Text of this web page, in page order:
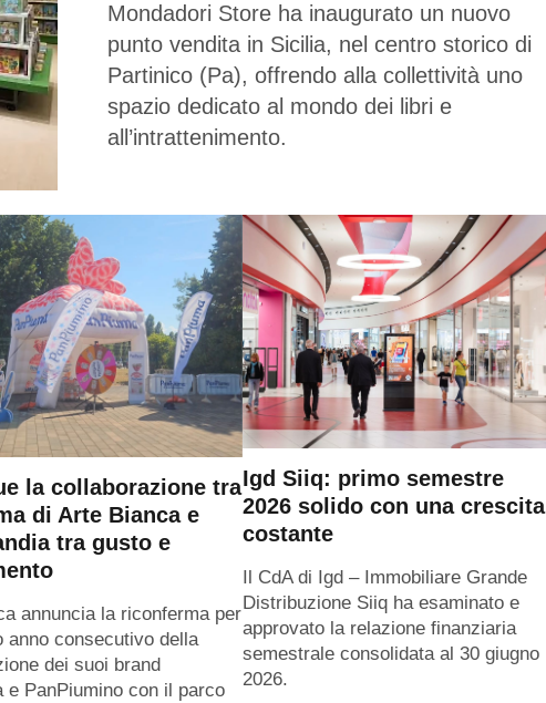
Mondadori Store ha inaugurato un nuovo
punto vendita in Sicilia, nel centro storico di
Partinico (Pa), offrendo alla collettività uno
spazio dedicato al mondo dei libri e
all’intrattenimento.
la collaborazione tra
di Arte Bianca e
tra gusto e
annuncia la riconferma per
anno consecutivo della
dei suoi brand
e PanPiumino con il parco
Igd Siiq: primo semestre
2026 solido con una crescita
costante
Il CdA di Igd – Immobiliare Grande
Distribuzione Siiq ha esaminato e
approvato la relazione finanziaria
semestrale consolidata al 30 giugno
2026.